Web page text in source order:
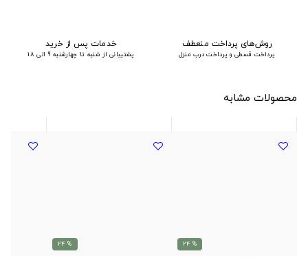
روش‌های پرداخت منعطف
پرداخت قسطی و پرداخت درب منزل
خدمات پس از خرید
پشتیبانی از شنبه تا چهارشنبه 9 الی 18
محصولات مشابه
% 24
% 24